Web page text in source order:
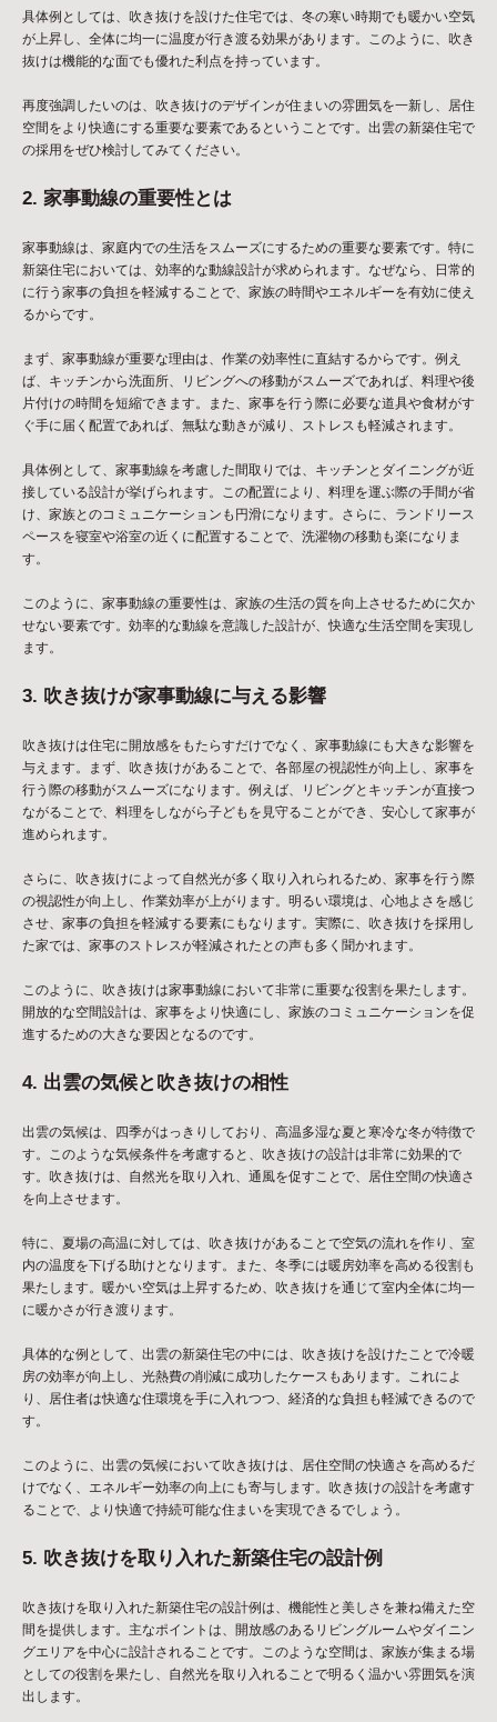
具体例としては、吹き抜けを設けた住宅では、冬の寒い時期でも暖かい空気
が上昇し、全体に均一に温度が行き渡る効果があります。このように、吹き
抜けは機能的な面でも優れた利点を持っています。
再度強調したいのは、吹き抜けのデザインが住まいの雰囲気を一新し、居住
空間をより快適にする重要な要素であるということです。出雲の新築住宅で
の採用をぜひ検討してみてください。
2. 家事動線の重要性とは
家事動線は、家庭内での生活をスムーズにするための重要な要素です。特に
新築住宅においては、効率的な動線設計が求められます。なぜなら、日常的
に行う家事の負担を軽減することで、家族の時間やエネルギーを有効に使え
るからです。
まず、家事動線が重要な理由は、作業の効率性に直結するからです。例え
ば、キッチンから洗面所、リビングへの移動がスムーズであれば、料理や後
片付けの時間を短縮できます。また、家事を行う際に必要な道具や食材がす
ぐ手に届く配置であれば、無駄な動きが減り、ストレスも軽減されます。
具体例として、家事動線を考慮した間取りでは、キッチンとダイニングが近
接している設計が挙げられます。この配置により、料理を運ぶ際の手間が省
け、家族とのコミュニケーションも円滑になります。さらに、ランドリース
ペースを寝室や浴室の近くに配置することで、洗濯物の移動も楽になりま
す。
このように、家事動線の重要性は、家族の生活の質を向上させるために欠か
せない要素です。効率的な動線を意識した設計が、快適な生活空間を実現し
ます。
3. 吹き抜けが家事動線に与える影響
吹き抜けは住宅に開放感をもたらすだけでなく、家事動線にも大きな影響を
与えます。まず、吹き抜けがあることで、各部屋の視認性が向上し、家事を
行う際の移動がスムーズになります。例えば、リビングとキッチンが直接つ
ながることで、料理をしながら子どもを見守ることができ、安心して家事が
進められます。
さらに、吹き抜けによって自然光が多く取り入れられるため、家事を行う際
の視認性が向上し、作業効率が上がります。明るい環境は、心地よさを感じ
させ、家事の負担を軽減する要素にもなります。実際に、吹き抜けを採用し
た家では、家事のストレスが軽減されたとの声も多く聞かれます。
このように、吹き抜けは家事動線において非常に重要な役割を果たします。
開放的な空間設計は、家事をより快適にし、家族のコミュニケーションを促
進するための大きな要因となるのです。
4. 出雲の気候と吹き抜けの相性
出雲の気候は、四季がはっきりしており、高温多湿な夏と寒冷な冬が特徴で
す。このような気候条件を考慮すると、吹き抜けの設計は非常に効果的で
す。吹き抜けは、自然光を取り入れ、通風を促すことで、居住空間の快適さ
を向上させます。
特に、夏場の高温に対しては、吹き抜けがあることで空気の流れを作り、室
内の温度を下げる助けとなります。また、冬季には暖房効率を高める役割も
果たします。暖かい空気は上昇するため、吹き抜けを通じて室内全体に均一
に暖かさが行き渡ります。
具体的な例として、出雲の新築住宅の中には、吹き抜けを設けたことで冷暖
房の効率が向上し、光熱費の削減に成功したケースもあります。これによ
り、居住者は快適な住環境を手に入れつつ、経済的な負担も軽減できるので
す。
このように、出雲の気候において吹き抜けは、居住空間の快適さを高めるだ
けでなく、エネルギー効率の向上にも寄与します。吹き抜けの設計を考慮す
ることで、より快適で持続可能な住まいを実現できるでしょう。
5. 吹き抜けを取り入れた新築住宅の設計例
吹き抜けを取り入れた新築住宅の設計例は、機能性と美しさを兼ね備えた空
間を提供します。主なポイントは、開放感のあるリビングルームやダイニン
グエリアを中心に設計されることです。このような空間は、家族が集まる場
としての役割を果たし、自然光を取り入れることで明るく温かい雰囲気を演
出します。